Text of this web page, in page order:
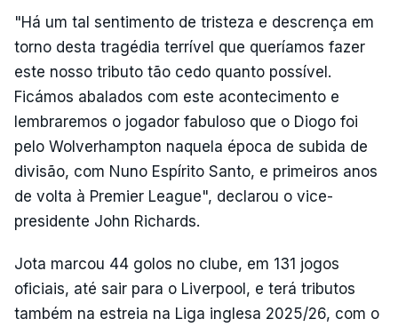
"Há um tal sentimento de tristeza e descrença em
torno desta tragédia terrível que queríamos fazer
este nosso tributo tão cedo quanto possível.
Ficámos abalados com este acontecimento e
lembraremos o jogador fabuloso que o Diogo foi
pelo Wolverhampton naquela época de subida de
divisão, com Nuno Espírito Santo, e primeiros anos
de volta à Premier League", declarou o vice-
presidente John Richards.
Jota marcou 44 golos no clube, em 131 jogos
oficiais, até sair para o Liverpool, e terá tributos
também na estreia na Liga inglesa 2025/26, com o